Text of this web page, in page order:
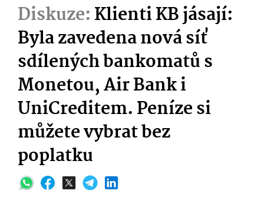
Diskuze:Klienti KB jásají:
Byla zavedena nová síť
sdílených bankomatů s
Monetou, Air Bank i
UniCreditem. Peníze si
můžete vybrat bez
poplatku